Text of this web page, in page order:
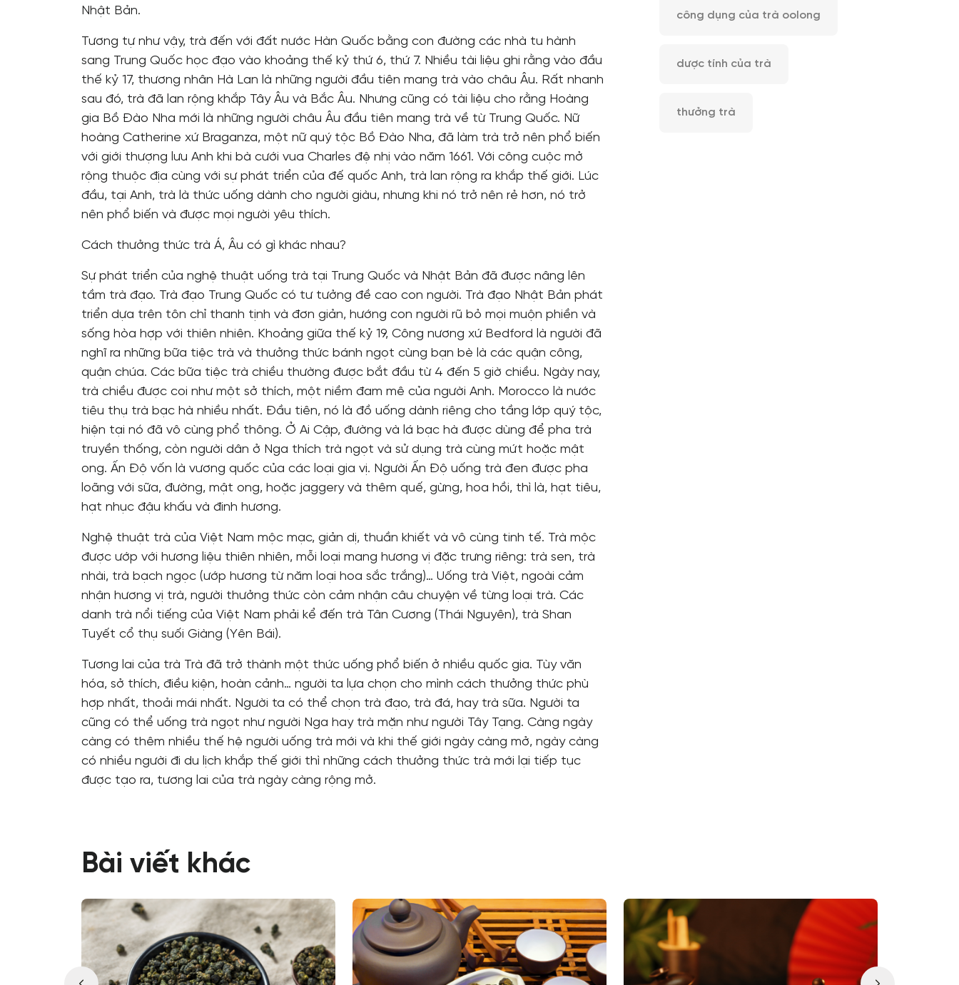
Nhật Bản.
Tương tự như vậy, trà đến với đất nước Hàn Quốc bằng con đường các nhà tu hành
sang Trung Quốc học đạo vào khoảng thế kỷ thứ 6, thứ 7. Nhiều tài liệu ghi rằng vào đầu
thế kỷ 17, thương nhân Hà Lan là những người đầu tiên mang trà vào châu Âu. Rất nhanh
sau đó, trà đã lan rộng khắp Tây Âu và Bắc Âu. Nhưng cũng có tài liệu cho rằng Hoàng
gia Bồ Đào Nha mới là những người châu Âu đầu tiên mang trà về từ Trung Quốc. Nữ
hoàng Catherine xứ Braganza, một nữ quý tộc Bồ Đào Nha, đã làm trà trở nên phổ biến
với giới thượng lưu Anh khi bà cưới vua Charles đệ nhị vào năm 1661. Với công cuộc mở
rộng thuộc địa cùng với sự phát triển của đế quốc Anh, trà lan rộng ra khắp thế giới. Lúc
đầu, tại Anh, trà là thức uống dành cho người giàu, nhưng khi nó trở nên rẻ hơn, nó trở
nên phổ biến và được mọi người yêu thích.
Cách thưởng thức trà Á, Âu có gì khác nhau?
Sự phát triển của nghệ thuật uống trà tại Trung Quốc và Nhật Bản đã được nâng lên
tầm trà đạo. Trà đạo Trung Quốc có tư tưởng đề cao con người. Trà đạo Nhật Bản phát
triển dựa trên tôn chỉ thanh tịnh và đơn giản, hướng con người rũ bỏ mọi muộn phiền và
sống hòa hợp với thiên nhiên. Khoảng giữa thế kỷ 19, Công nương xứ Bedford là người đã
nghĩ ra những bữa tiệc trà và thưởng thức bánh ngọt cùng bạn bè là các quận công,
quận chúa. Các bữa tiệc trà chiều thường được bắt đầu từ 4 đến 5 giờ chiều. Ngày nay,
trà chiều được coi như một sở thích, một niềm đam mê của người Anh. Morocco là nước
tiêu thụ trà bạc hà nhiều nhất. Đầu tiên, nó là đồ uống dành riêng cho tầng lớp quý tộc,
hiện tại nó đã vô cùng phổ thông. Ở Ai Cập, đường và lá bạc hà được dùng để pha trà
truyền thống, còn người dân ở Nga thích trà ngọt và sử dụng trà cùng mứt hoặc mật
ong. Ấn Độ vốn là vương quốc của các loại gia vị. Người Ấn Độ uống trà đen được pha
loãng với sữa, đường, mật ong, hoặc jaggery và thêm quế, gừng, hoa hồi, thì là, hạt tiêu,
hạt nhục đậu khấu và đinh hương.
Nghệ thuật trà của Việt Nam mộc mạc, giản dị, thuần khiết và vô cùng tinh tế. Trà mộc
được ướp với hương liệu thiên nhiên, mỗi loại mang hương vị đặc trưng riêng: trà sen, trà
nhài, trà bạch ngọc (ướp hương từ năm loại hoa sắc trắng)… Uống trà Việt, ngoài cảm
nhận hương vị trà, người thưởng thức còn cảm nhận câu chuyện về từng loại trà. Các
danh trà nổi tiếng của Việt Nam phải kể đến trà Tân Cương (Thái Nguyên), trà Shan
Tuyết cổ thụ suối Giàng (Yên Bái).
Tương lai của trà Trà đã trở thành một thức uống phổ biến ở nhiều quốc gia. Tùy văn
hóa, sở thích, điều kiện, hoàn cảnh… người ta lựa chọn cho mình cách thưởng thức phù
hợp nhất, thoải mái nhất. Người ta có thể chọn trà đạo, trà đá, hay trà sữa. Người ta
cũng có thể uống trà ngọt như người Nga hay trà mặn như người Tây Tạng. Càng ngày
càng có thêm nhiều thế hệ người uống trà mới và khi thế giới ngày càng mở, ngày càng
có nhiều người đi du lịch khắp thế giới thì những cách thưởng thức trà mới lại tiếp tục
được tạo ra, tương lai của trà ngày càng rộng mở.
công dụng của trà oolong
dược tính của trà
thưởng trà
Bài viết khác